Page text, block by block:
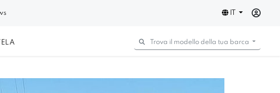
IT
Trova il modello della tua barca